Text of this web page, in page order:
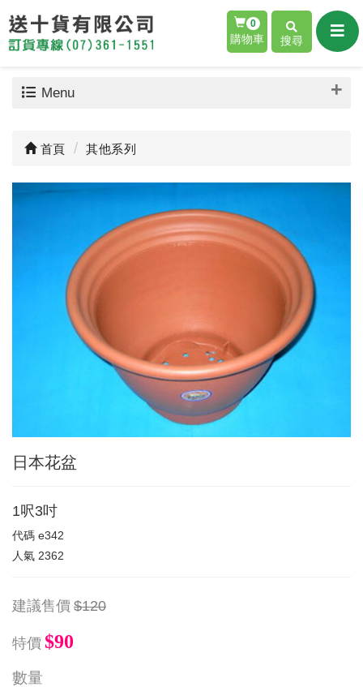
0
購物車 搜尋
Menu
首頁 其他系列
日本花盆
1呎3吋
代碼 e342
人氣 2362
建議售價 $120
特價 $90
數量